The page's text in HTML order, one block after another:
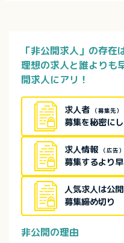
「非公開求人」の存在
理想の求人と誰よりも
開求人にアリ！
求人者 （募集先）
募集を秘密に
求人情報 （広告）
募集するより
人気求人は公
募集締め切り
非公開の理由